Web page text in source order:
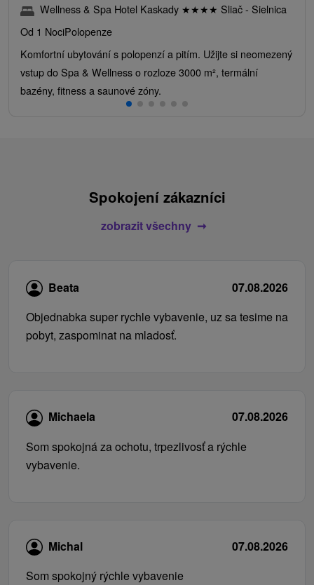
Wellness & Spa Hotel Kaskady ★★★★ Sliač - Sielnica
Od 1 NociPolopenze
Komfortní ubytování s polopenzí a pitím. Užijte si neomezený
vstup do Spa & Wellness o rozloze 3000 m², termální
bazény, fitness a saunové zóny.
Spokojení zákazníci
zobrazit všechny
Beata
07.08.2026
Objednabka super rychle vybavenie, uz sa tesime na
pobyt, zaspominat na mladosť.
Michaela
07.08.2026
Som spokojná za ochotu, trpezlivosť a rýchle
vybavenie.
Michal
07.08.2026
Som spokojný rýchle vybavenie